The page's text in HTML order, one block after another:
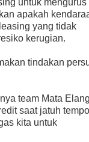
untuk mengurus
apakah
yang tidak
kerugian.
tindakan
team Mata
saat jatuh
kita untuk